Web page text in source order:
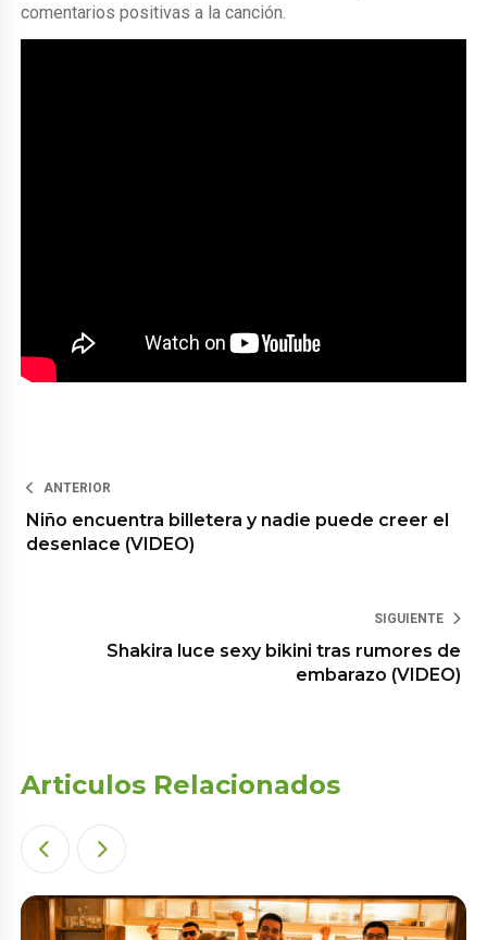
comentarios positivas a la canción.
ANTERIOR
Niño encuentra billetera y nadie puede creer el
desenlace (VIDEO)
SIGUIENTE
Shakira luce sexy bikini tras rumores de
embarazo (VIDEO)
Articulos Relacionados